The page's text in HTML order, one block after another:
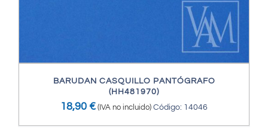
BARUDAN CASQUILLO PANTÓGRAFO
(HH481970)
18,90 € (IVA no incluido) Código: 14046